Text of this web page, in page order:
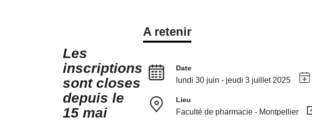
Les
inscriptions
sont closes
depuis le
15 mai
A retenir
Date
lundi 30 juin - jeudi 3 juillet 2025
Lieu
Faculté de pharmacie - Montpellier